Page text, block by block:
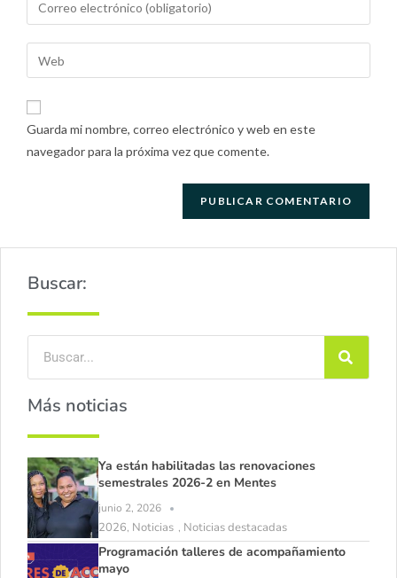
Guarda mi nombre, correo electrónico y web en este
navegador para la próxima vez que comente.
Buscar:
Más noticias
Ya están habilitadas las renovaciones
semestrales 2026-2 en Mentes
junio 2, 2026
2026, Noticias , Noticias destacadas
Programación talleres de acompañamiento
mayo